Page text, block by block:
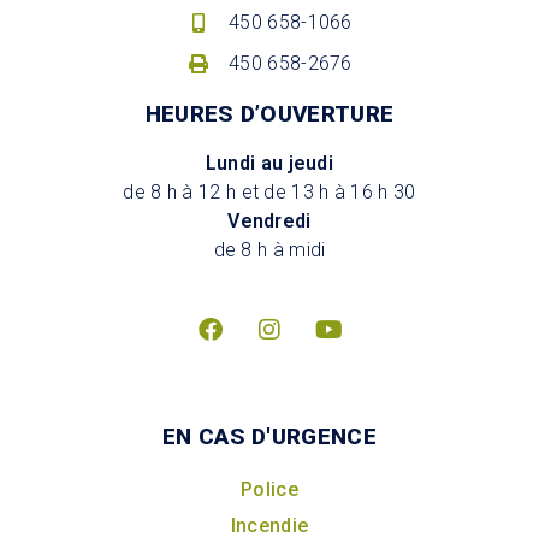
450 658-1066
450 658-2676
HEURES D’OUVERTURE
Lundi au jeudi
de 8 h à 12 h et de 13 h à 16 h 30
Vendredi
de 8 h à midi
EN CAS D'URGENCE
Police
Incendie